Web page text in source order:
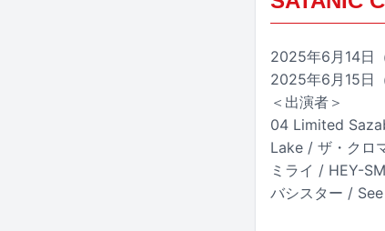
2025年6月14日
2025年6月15日
＜出演者＞
04 Limited
Lake / ザ・クロ
ミライ / HEY-
バシスター /